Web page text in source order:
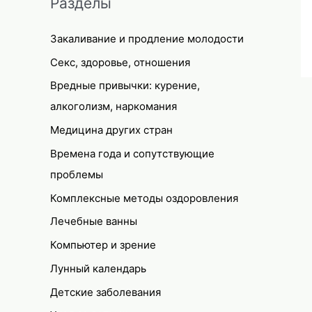
Закаливание и продление молодости
Секс, здоровье, отношения
Вредные привычки: курение,
алкоголизм, наркомания
Медицина других стран
Времена года и сопутствующие
проблемы
Комплексные методы оздоровления
Лечебные ванны
Компьютер и зрение
Лунный календарь
Детские заболевания